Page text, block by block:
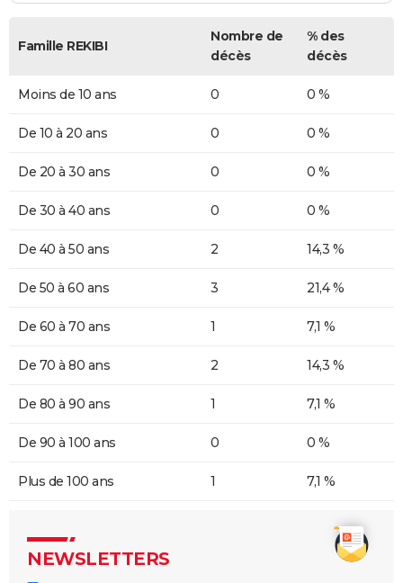
Famille REKIBI
Nombre de
décès
% des
décès
Moins de 10 ans 0 0 %
De 10 à 20 ans 0 0 %
De 20 à 30 ans 0 0 %
De 30 à 40 ans 0 0 %
De 40 à 50 ans 2 14,3 %
De 50 à 60 ans 3 21,4 %
De 60 à 70 ans 1 7,1 %
De 70 à 80 ans 2 14,3 %
De 80 à 90 ans 1 7,1 %
De 90 à 100 ans 0 0 %
Plus de 100 ans 1 7,1 %
NEWSLETTERS